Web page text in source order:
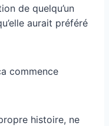
de quelqu’un
aurait préféré
commence
histoire, ne